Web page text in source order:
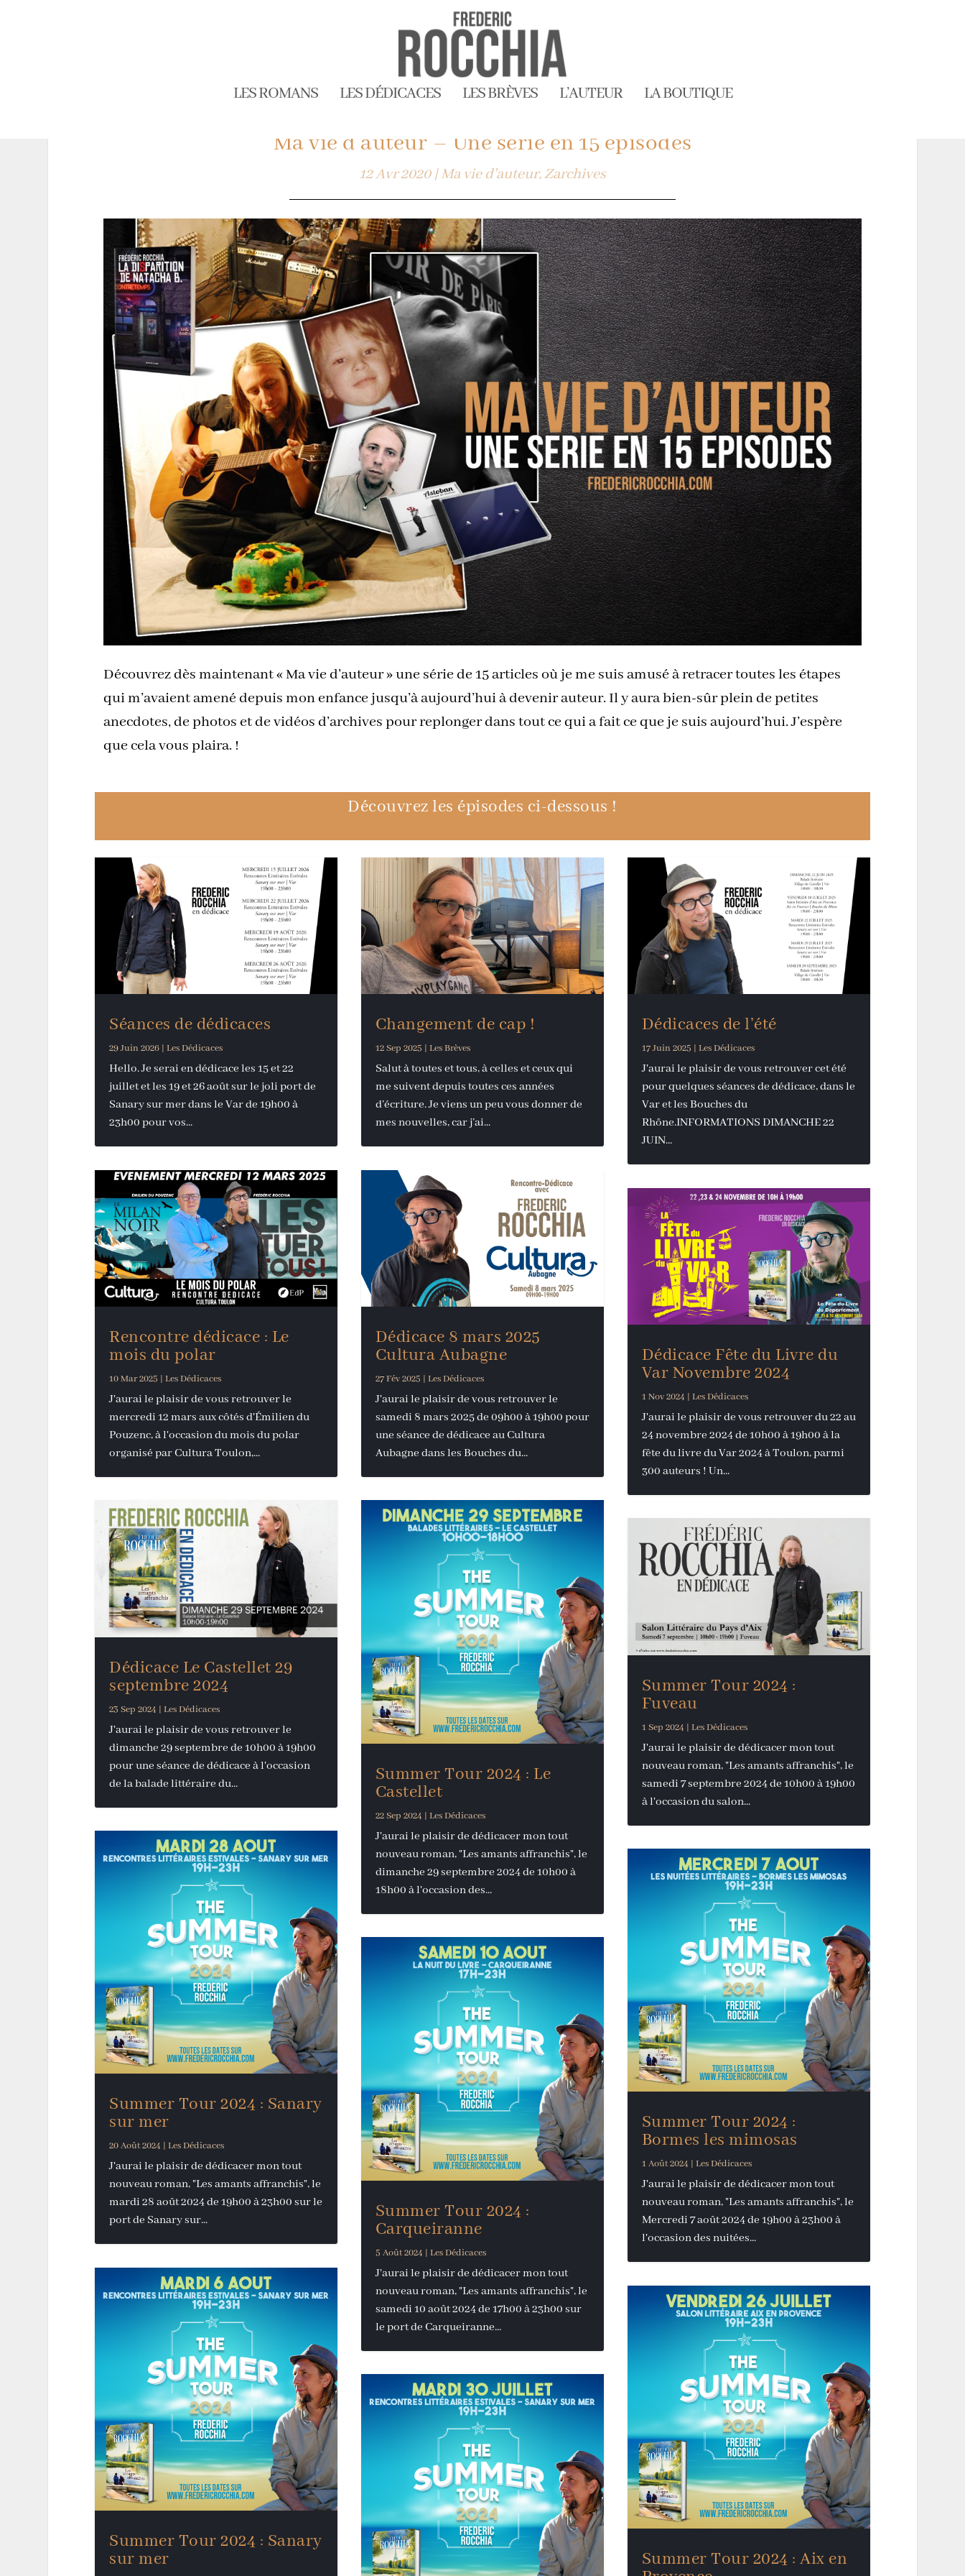
LES ROMANS LES DÉDICACES LES BRÈVES L’AUTEUR LA BOUTIQUE
Ma vie d’auteur – Une série en 15 épisodes
12 Avr 2020|Ma vie d'auteur, Zarchives
Découvrez dès maintenant « Ma vie d’auteur » une série de 15 articles où je me suis amusé à retracer toutes les étapes
qui m’avaient amené depuis mon enfance jusqu’à aujourd’hui à devenir auteur. Il y aura bien-sûr plein de petites
anecdotes, de photos et de vidéos d’archives pour replonger dans tout ce qui a fait ce que je suis aujourd’hui. J’espère
que cela vous plaira. !
Découvrez les épisodes ci-dessous !
Séances de dédicaces
29 Juin 2026 | Les Dédicaces
Hello. Je serai en dédicace les 15 et 22
juillet et les 19 et 26 août sur le joli port de
Sanary sur mer dans le Var de 19h00 à
23h00 pour vos...
Rencontre dédicace : Le
mois du polar
10 Mar 2025 | Les Dédicaces
J'aurai le plaisir de vous retrouver le
mercredi 12 mars aux côtés d'Émilien du
Pouzenc, à l'occasion du mois du polar
organisé par Cultura Toulon,...
Dédicace Le Castellet 29
septembre 2024
23 Sep 2024 | Les Dédicaces
J'aurai le plaisir de vous retrouver le
dimanche 29 septembre de 10h00 à 19h00
pour une séance de dédicace à l'occasion
de la balade littéraire du...
Summer Tour 2024 : Sanary
sur mer
20 Août 2024 Les Dédicaces
J'aurai le plaisir de dédicacer mon tout
nouveau roman, "Les amants affranchis", le
mardi 28 août 2024 de 19h00 à 23h00 sur le
port de Sanary sur...
Summer Tour 2024 : Sanary
sur mer
Changement de cap !
12 Sep 2025 | Les Brèves
Salut à toutes et tous, à celles et ceux qui
me suivent depuis toutes ces années
d’écriture. Je viens un peu vous donner de
mes nouvelles, car j’ai...
Dédicace 8 mars 2025
Cultura Aubagne
27 Fév 2025 | Les Dédicaces
J'aurai le plaisir de vous retrouver le
samedi 8 mars 2025 de 09h00 à 19h00 pour
une séance de dédicace au Cultura
Aubagne dans les Bouches du...
Summer Tour 2024 : Le
Castellet
22 Sep 2024 | Les Dédicaces
J'aurai le plaisir de dédicacer mon tout
nouveau roman, "Les amants affranchis", le
dimanche 29 septembre 2024 de 10h00 à
18h00 à l'occasion des...
Summer Tour 2024 :
Carqueiranne
5 Août 2024 | Les Dédicaces
J'aurai le plaisir de dédicacer mon tout
nouveau roman, "Les amants affranchis", le
samedi 10 août 2024 de 17h00 à 23h00 sur
le port de Carqueiranne...
Dédicaces de l’été
17 Juin 2025 | Les Dédicaces
J'aurai le plaisir de vous retrouver cet été
pour quelques séances de dédicace, dans le
Var et les Bouches du
Rhône.INFORMATIONS DIMANCHE 22
JUIN...
Dédicace Fête du Livre du
Var Novembre 2024
1 Nov 2024 | Les Dédicaces
J'aurai le plaisir de vous retrouver du 22 au
24 novembre 2024 de 10h00 à 19h00 à la
fête du livre du Var 2024 à Toulon, parmi
300 auteurs ! Un...
Summer Tour 2024 :
Fuveau
1 Sep 2024 | Les Dédicaces
J'aurai le plaisir de dédicacer mon tout
nouveau roman, "Les amants affranchis", le
samedi 7 septembre 2024 de 10h00 à 19h00
à l'occasion du salon...
Summer Tour 2024 :
Bormes les mimosas
1 Août 2024 Les Dédicaces
J'aurai le plaisir de dédicacer mon tout
nouveau roman, "Les amants affranchis", le
Mercredi 7 août 2024 de 19h00 à 23h00 à
l'occasion des nuitées...
Summer Tour 2024 : Aix en